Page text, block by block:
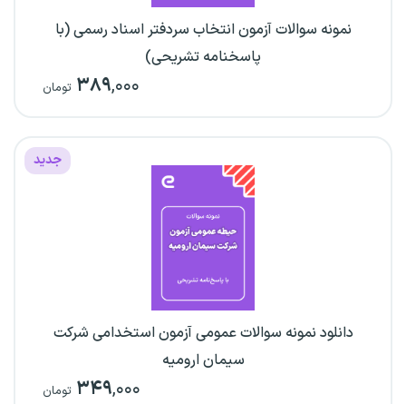
نمونه سوالات آزمون انتخاب سردفتر اسناد رسمی (با
پاسخنامه تشریحی)
۳۸۹,۰۰۰ تومان
جدید
دانلود نمونه سوالات عمومی آزمون استخدامی شرکت
سیمان ارومیه
۳۴۹,۰۰۰ تومان